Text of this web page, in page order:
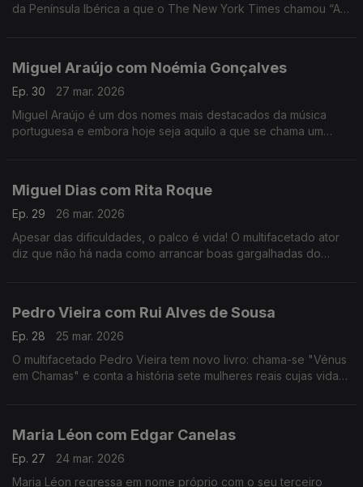
da Península Ibérica a que o The New York Times chamou “A
Miguel Araújo com Noémia Gonçalves
Ep. 30
27 mar. 2026
Miguel Araújo é um dos nomes mais destacados da música
portuguesa e embora hoje seja aquilo a que se chama um
Miguel Dias com Rita Roque
Ep. 29
26 mar. 2026
Apesar das dificuldades, o palco é vida! O multifacetado ator
diz que não há nada como arrancar boas gargalhadas do
Pedro Vieira com Rui Alves de Sousa
Ep. 28
25 mar. 2026
O multifacetado Pedro Vieira tem novo livro: chama-se "Vénus
em Chamas" e conta a história sete mulheres reais cujas vidas
Maria Léon com Edgar Canelas
Ep. 27
24 mar. 2026
Maria Léon regressa em nome próprio com o seu terceiro